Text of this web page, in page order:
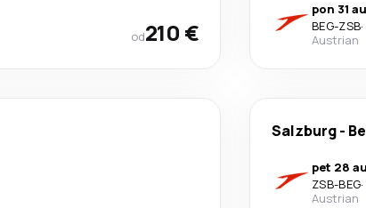
od210 €
pon 31
BEG-ZSB·
Austrian
Salzburg-
pet 28
ZSB-BEG·
Austrian